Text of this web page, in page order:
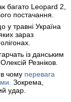
багато Leopard 2,
постачання.
у травні Україна
зараз
із данським
Резніков.
чому перевага
Зокрема,
удар.